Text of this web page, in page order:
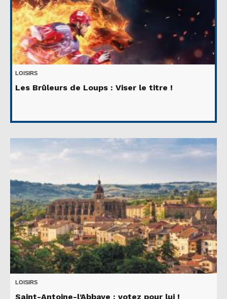
LOISIRS
Les Brûleurs de Loups : Viser le titre !
LOISIRS
Saint-Antoine-l’Abbaye : votez pour lui !